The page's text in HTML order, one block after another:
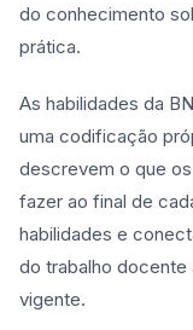
do conhecimento
prática.
As habilidades da
uma codificação
descrevem o que
fazer ao final de
habilidades e
do trabalho docente
vigente.